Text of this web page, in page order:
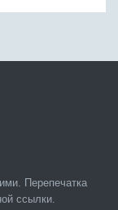
Перепечатка
ссылки.